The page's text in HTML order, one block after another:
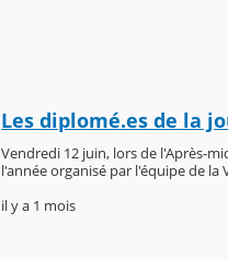
Les diplomé.es de la
Vendredi 12 juin, lors de l'Après-
l'année organisé par l'équipe de la
il y a 1 mois